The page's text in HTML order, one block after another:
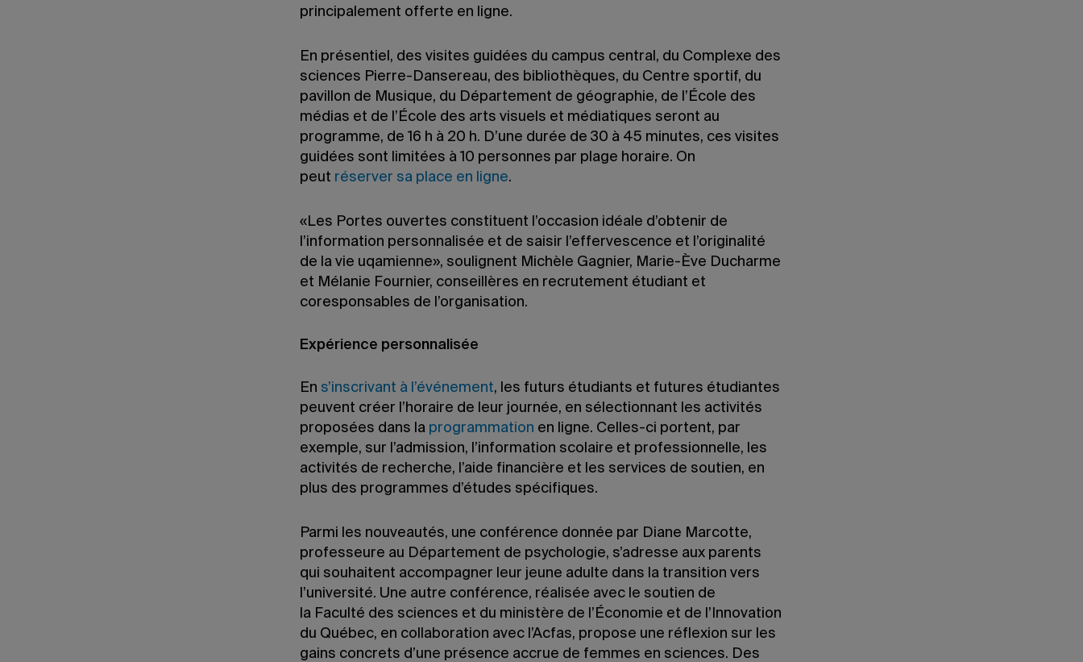
principalement offerte en ligne.
En présentiel, des visites guidées du campus central, du Complexe des
sciences Pierre-Dansereau, des bibliothèques, du Centre sportif, du
pavillon de Musique, du Département de géographie, de l’École des
médias et de l’École des arts visuels et médiatiques seront au
programme, de 16 h à 20 h. D’une durée de 30 à 45 minutes, ces visites
guidées sont limitées à 10 personnes par plage horaire. On
peut réserver sa place en ligne.
«Les Portes ouvertes constituent l’occasion idéale d’obtenir de
l’information personnalisée et de saisir l’effervescence et l’originalité
de la vie uqamienne», soulignent Michèle Gagnier, Marie-Ève Ducharme
et Mélanie Fournier, conseillères en recrutement étudiant et
coresponsables de l’organisation.
Expérience personnalisée
En s’inscrivant à l’événement, les futurs étudiants et futures étudiantes
peuvent créer l’horaire de leur journée, en sélectionnant les activités
proposées dans la programmation en ligne. Celles-ci portent, par
exemple, sur l’admission, l’information scolaire et professionnelle, les
activités de recherche, l’aide financière et les services de soutien, en
plus des programmes d’études spécifiques.
Parmi les nouveautés, une conférence donnée par Diane Marcotte,
professeure au Département de psychologie, s’adresse aux parents
qui souhaitent accompagner leur jeune adulte dans la transition vers
l’université. Une autre conférence, réalisée avec le soutien de
la Faculté des sciences et du ministère de l’Économie et de l’Innovation
du Québec, en collaboration avec l’Acfas, propose une réflexion sur les
gains concrets d’une présence accrue de femmes en sciences. Des